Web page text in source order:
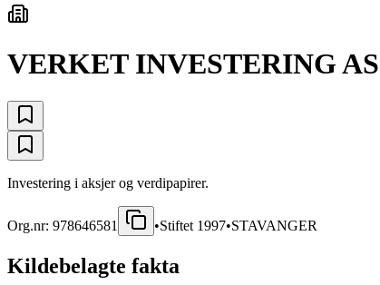
VERKET INVESTERING AS
Investering i aksjer og verdipapirer.
Org.nr: 978646581 •Stiftet 1997•STAVANGER
Kildebelagte fakta